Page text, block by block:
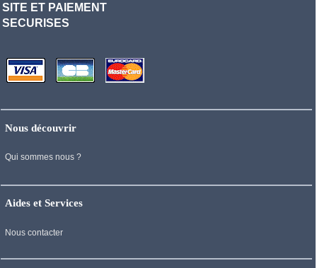
SITE ET PAIEMENT
SECURISES
Nous découvrir
Qui sommes nous ?
Aides et Services
Nous contacter